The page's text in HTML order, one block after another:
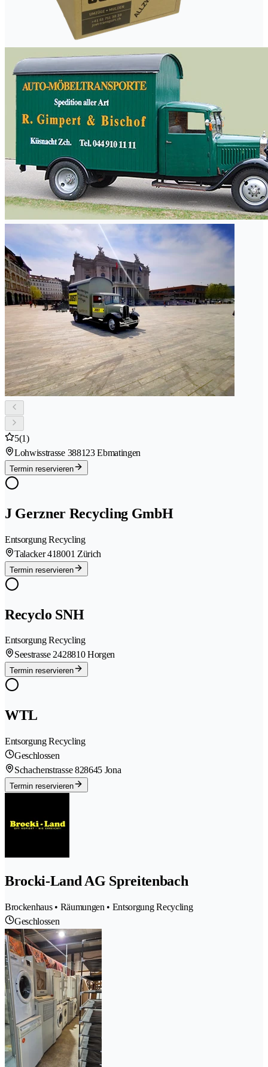
5(1)
Lohwisstrasse 388123 Ebmatingen
Termin reservieren
J Gerzner Recycling GmbH
Entsorgung Recycling
Talacker 418001 Zürich
Termin reservieren
Recyclo SNH
Entsorgung Recycling
Seestrasse 2428810 Horgen
Termin reservieren
WTL
Entsorgung Recycling
Geschlossen
Schachenstrasse 828645 Jona
Termin reservieren
Brocki-Land AG Spreitenbach
Brockenhaus • Räumungen • Entsorgung Recycling
Geschlossen